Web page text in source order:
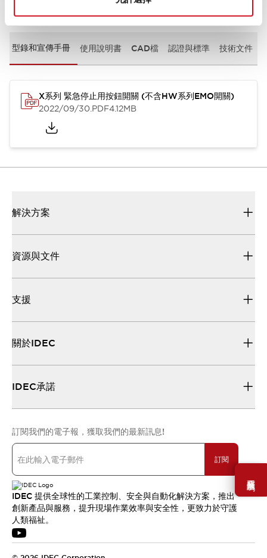
需要幫助嗎？
型錄和宣傳手冊 使用說明書 CAD檔 認證與標準 技術文件
X系列 緊急停止用按鈕開關 (不含HW系列EMO開關)
2022/09/30.PDF4.12MB
解決方案
資源與文件
支援
關於IDEC
IDEC承諾
訂閱我們的電子報，獲取我們的最新訊息!
訂閱
IDEC 提供全球性的工業控制、安全與自動化解決方案，推出
創新產品與服務，提升現場作業效率與安全性，更致力於守護
人類福祉。